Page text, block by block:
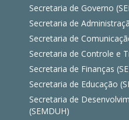
Secretaria de Governo
Secretaria de
Secretaria de
Secretaria de Controle e
Secretaria de Finanças
Secretaria de Educação
Secretaria de
(SEMDUH)